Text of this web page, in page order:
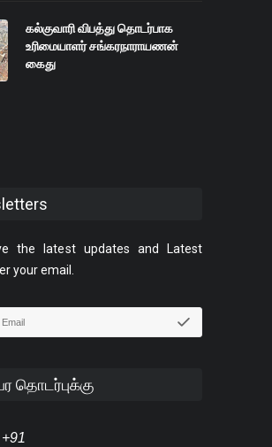
கல்குவாரி விபத்து தொடர்பாக
உரிமையாளர் சங்கரநாராயணன்
கைது
the latest updates and Latest
your email.
தொடர்புக்கு
+91